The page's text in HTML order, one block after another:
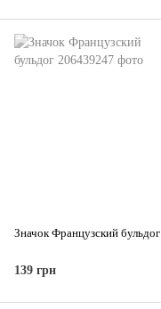
Значок Французский бульдог
139 грн